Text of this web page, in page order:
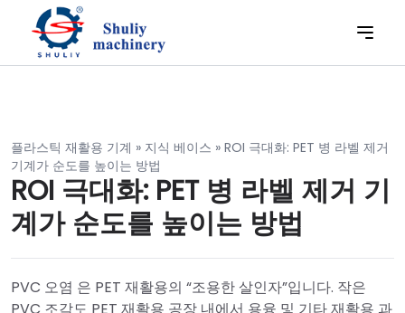
플라스틱 재활용 기계 » 지식 베이스 » ROI 극대화: PET 병 라벨 제거
기계가 순도를 높이는 방법
ROI 극대화: PET 병 라벨 제거 기
계가 순도를 높이는 방법
PVC 오염 은 PET 재활용의 “조용한 살인자”입니다. 작은